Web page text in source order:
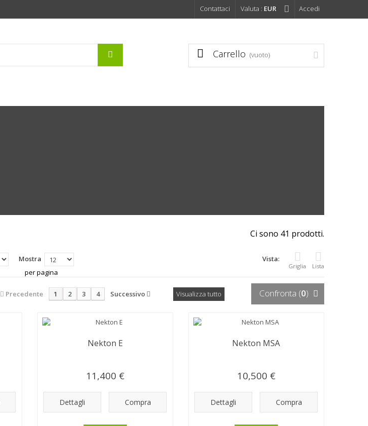
Accedi
Valuta : EUR
Contattaci
Carrello (vuoto)
Ci sono 41 prodotti.
Vista:
Griglia Lista
Mostra
per pagina
Confronta (0)
Visualizza tutto
Precedente 1 2 3 4 Successivo
Nekton E
11,400 €
Dettagli Compra
Nekton MSA
10,500 €
Dettagli Compra